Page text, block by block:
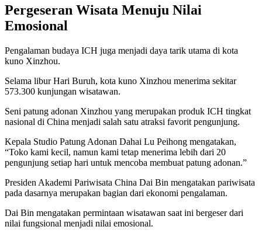
Pergeseran Wisata Menuju Nilai
Emosional
Pengalaman budaya ICH juga menjadi daya tarik utama di kota
kuno Xinzhou.
Selama libur Hari Buruh, kota kuno Xinzhou menerima sekitar
573.300 kunjungan wisatawan.
Seni patung adonan Xinzhou yang merupakan produk ICH tingkat
nasional di China menjadi salah satu atraksi favorit pengunjung.
Kepala Studio Patung Adonan Dahai Lu Peihong mengatakan,
“Toko kami kecil, namun kami tetap menerima lebih dari 20
pengunjung setiap hari untuk mencoba membuat patung adonan.”
Presiden Akademi Pariwisata China Dai Bin mengatakan pariwisata
pada dasarnya merupakan bagian dari ekonomi pengalaman.
Dai Bin mengatakan permintaan wisatawan saat ini bergeser dari
nilai fungsional menjadi nilai emosional.